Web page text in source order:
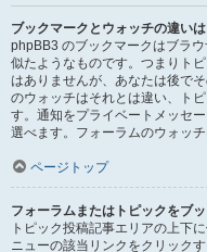
ブックマークとウォッチの違いは
phpBB3 のブックマークはブラ
似たようなものです。つまりト
はありませんが、あなたは後で
のウォッチはそれとは違い、ト
す。通知をプライベートメッセ
選べます。フォーラムのウォッチ
ページトップ
フォーラムまたはトピックをブ
トピック投稿記事エリアの上下
ニューの該当リンクをクリック